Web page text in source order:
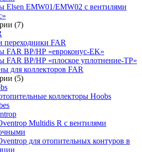
Elsen EMW01/EMW02 с вентилями
(7)
переходники FAR
FAR ВР/НР «евроконус-EK»
FAR ВР/НР «плоское уплотнение-TP»
для коллекторов FAR
(5)
коллекторы Hoobs
Multidis R с вентилями
для отопительных контуров в